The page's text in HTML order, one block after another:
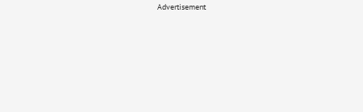
Advertisement